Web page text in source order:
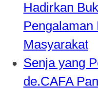
Hadirkan
Pengalaman
Masyarakat
Senja yang
de.CAFA